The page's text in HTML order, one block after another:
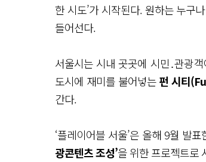
한 시도’가 시작된다. 원하는 누구
들어선다.
서울시는 시내 곳곳에 시민․관광
도시에 재미를 불어넣는펀 시티
간다.
‘플레이어블 서울’은 올해 9월 발표
광콘텐츠 조성’을 위한 프로젝트로